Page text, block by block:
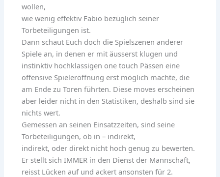
wollen,
wie wenig effektiv Fabio bezüglich seiner
Torbeteiligungen ist.
Dann schaut Euch doch die Spielszenen anderer
Spiele an, in denen er mit äusserst klugen und
instinktiv hochklassigen one touch Pässen eine
offensive Spieleröffnung erst möglich machte, die
am Ende zu Toren führten. Diese moves erscheinen
aber leider nicht in den Statistiken, deshalb sind sie
nichts wert.
Gemessen an seinen Einsatzzeiten, sind seine
Torbeteiligungen, ob in – indirekt,
indirekt, oder direkt nicht hoch genug zu bewerten.
Er stellt sich IMMER in den Dienst der Mannschaft,
reisst Lücken auf und ackert ansonsten für 2.